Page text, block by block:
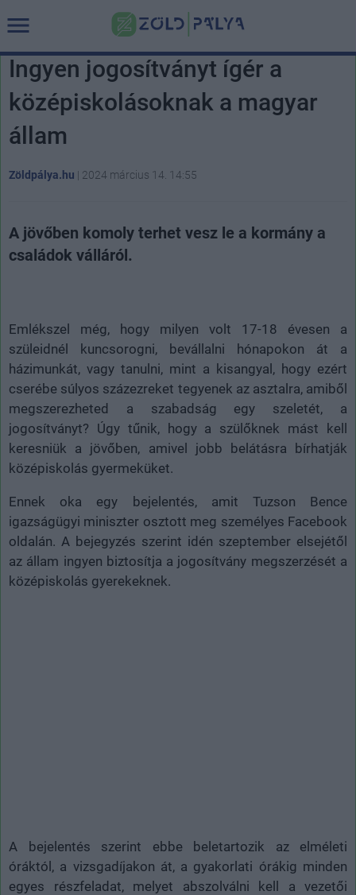
Ingyen jogosítványt ígér a
középiskolásoknak a magyar
állam
Zöldpálya.hu | 2024 március 14. 14:55
A jövőben komoly terhet vesz le a kormány a
családok válláról.
Emlékszel még, hogy milyen volt 17-18 évesen a
szüleidnél kuncsorogni, bevállalni hónapokon át a
házimunkát, vagy tanulni, mint a kisangyal, hogy ezért
cserébe súlyos százezreket tegyenek az asztalra, amiből
megszerezheted a szabadság egy szeletét, a
jogosítványt? Úgy tűnik, hogy a szülőknek mást kell
keresniük a jövőben, amivel jobb belátásra bírhatják
középiskolás gyermeküket.
Ennek oka egy bejelentés, amit Tuzson Bence
igazságügyi miniszter osztott meg személyes Facebook
oldalán. A bejegyzés szerint idén szeptember elsejétől
az állam ingyen biztosítja a jogosítvány megszerzését a
középiskolás gyerekeknek.
A bejelentés szerint ebbe beletartozik az elméleti
óráktól, a vizsgadíjakon át, a gyakorlati órákig minden
egyes részfeladat, melyet abszolválni kell a vezetői